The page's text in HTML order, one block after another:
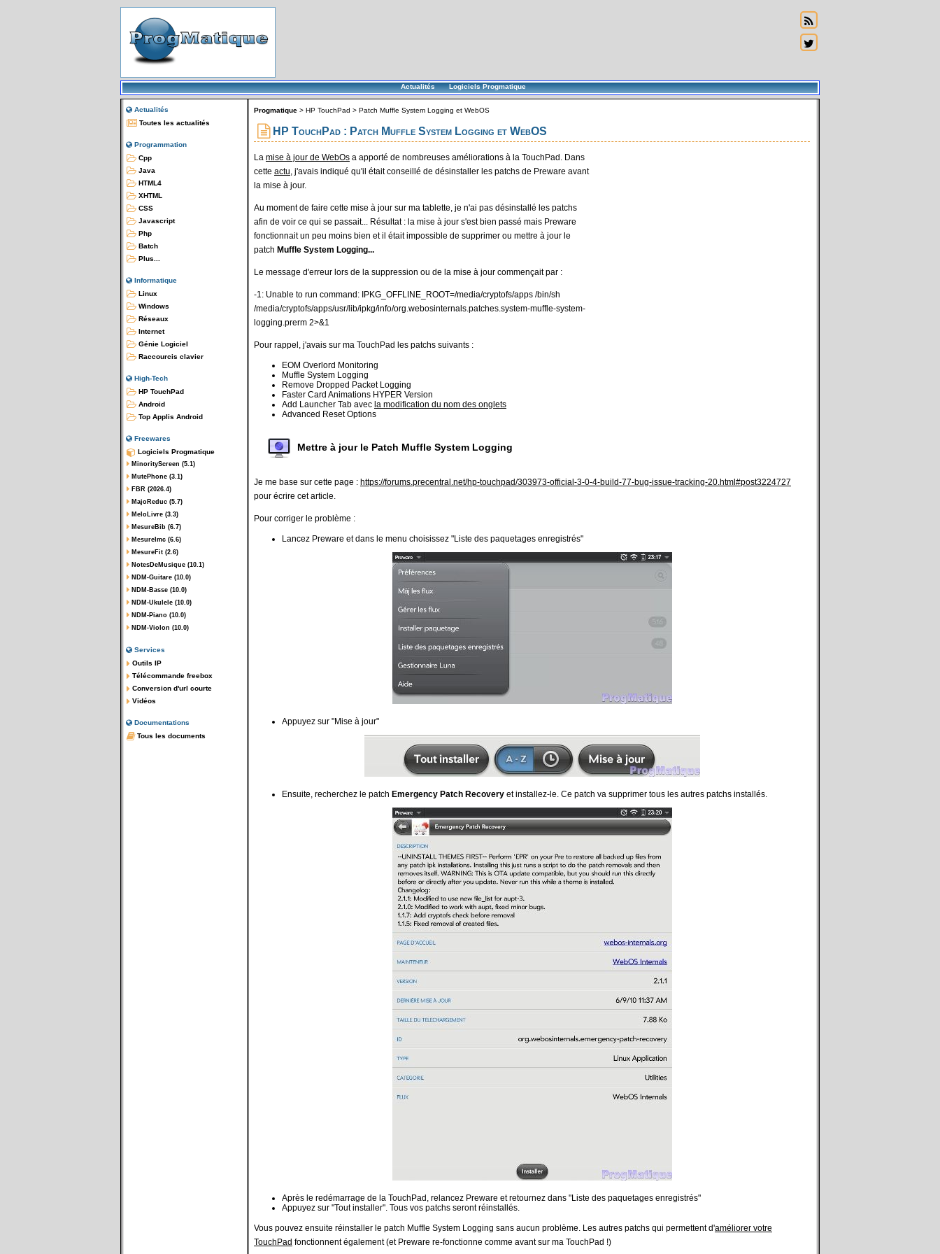
Actualités Logiciels Progmatique
Actualités
Toutes les actualités
Programmation
Cpp
Java
HTML4
XHTML
CSS
Javascript
Php
Batch
Plus...
Informatique
Linux
Windows
Réseaux
Internet
Génie Logiciel
Raccourcis clavier
High-Tech
HP TouchPad
Android
Top Applis Android
Freewares
Logiciels Progmatique
MinorityScreen (5.1)
MutePhone (3.1)
FBR (2026.4)
MajoReduc (5.7)
MeloLivre (3.3)
MesureBib (6.7)
MesureImc (6.6)
MesureFit (2.6)
NotesDeMusique (10.1)
NDM-Guitare (10.0)
NDM-Basse (10.0)
NDM-Ukulele (10.0)
NDM-Piano (10.0)
NDM-Violon (10.0)
Services
Outils IP
Télécommande freebox
Conversion d'url courte
Vidéos
Documentations
Tous les documents
Progmatique > HP TouchPad > Patch Muffle System Logging et WebOS
HP TouchPad : Patch Muffle System Logging et WebOS
La mise à jour de WebOs a apporté de nombreuses améliorations à la TouchPad. Dans
cette actu , j'avais indiqué qu'il était conseillé de désinstaller les patchs de Preware avant
la mise à jour.
Au moment de faire cette mise à jour sur ma tablette, je n'ai pas désinstallé les patchs
afin de voir ce qui se passait... Résultat : la mise à jour s'est bien passé mais Preware
fonctionnait un peu moins bien et il était impossible de supprimer ou mettre à jour le
patch Muffle System Logging...
Le message d'erreur lors de la suppression ou de la mise à jour commençait par :
-1: Unable to run command: IPKG_OFFLINE_ROOT=/media/cryptofs/apps /bin/sh
/media/cryptofs/apps/usr/lib/ipkg/info/org.webosinternals.patches.system-muffle-system-
logging.prerm 2>&1
Pour rappel, j'avais sur ma TouchPad les patchs suivants :
EOM Overlord Monitoring
Muffle System Logging
Remove Dropped Packet Logging
Faster Card Animations HYPER Version
Add Launcher Tab avec la modification du nom des onglets
Advanced Reset Options
Mettre à jour le Patch Muffle System Logging
Je me base sur cette page : https://forums.precentral.net/hp-touchpad/303973-official-3-0-4-build-77-bug-issue-tracking-20.html#post3224727
pour écrire cet article.
Pour corriger le problème :
Lancez Preware et dans le menu choisissez "Liste des paquetages enregistrés"
Appuyez sur "Mise à jour"
Ensuite, recherchez le patch Emergency Patch Recovery et installez-le. Ce patch va supprimer tous les autres patchs installés.
Après le redémarrage de la TouchPad, relancez Preware et retournez dans "Liste des paquetages enregistrés"
Appuyez sur "Tout installer". Tous vos patchs seront réinstallés.
Vous pouvez ensuite réinstaller le patch Muffle System Logging sans aucun problème. Les autres patchs qui permettent d'améliorer votre
TouchPad fonctionnent également (et Preware re-fonctionne comme avant sur ma TouchPad !)